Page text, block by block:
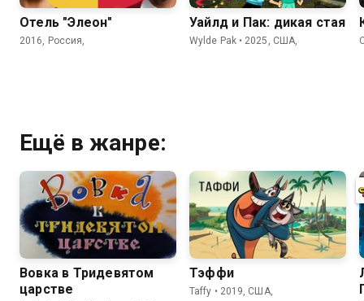
Отель "Элеон"
2016, Россия,
Уайлд и Пак: дикая стая
Wylde Pak • 2025, США,
Ещё в жанре:
Вовка в Тридевятом
царстве
Тэффи
Taffy • 2019, США,